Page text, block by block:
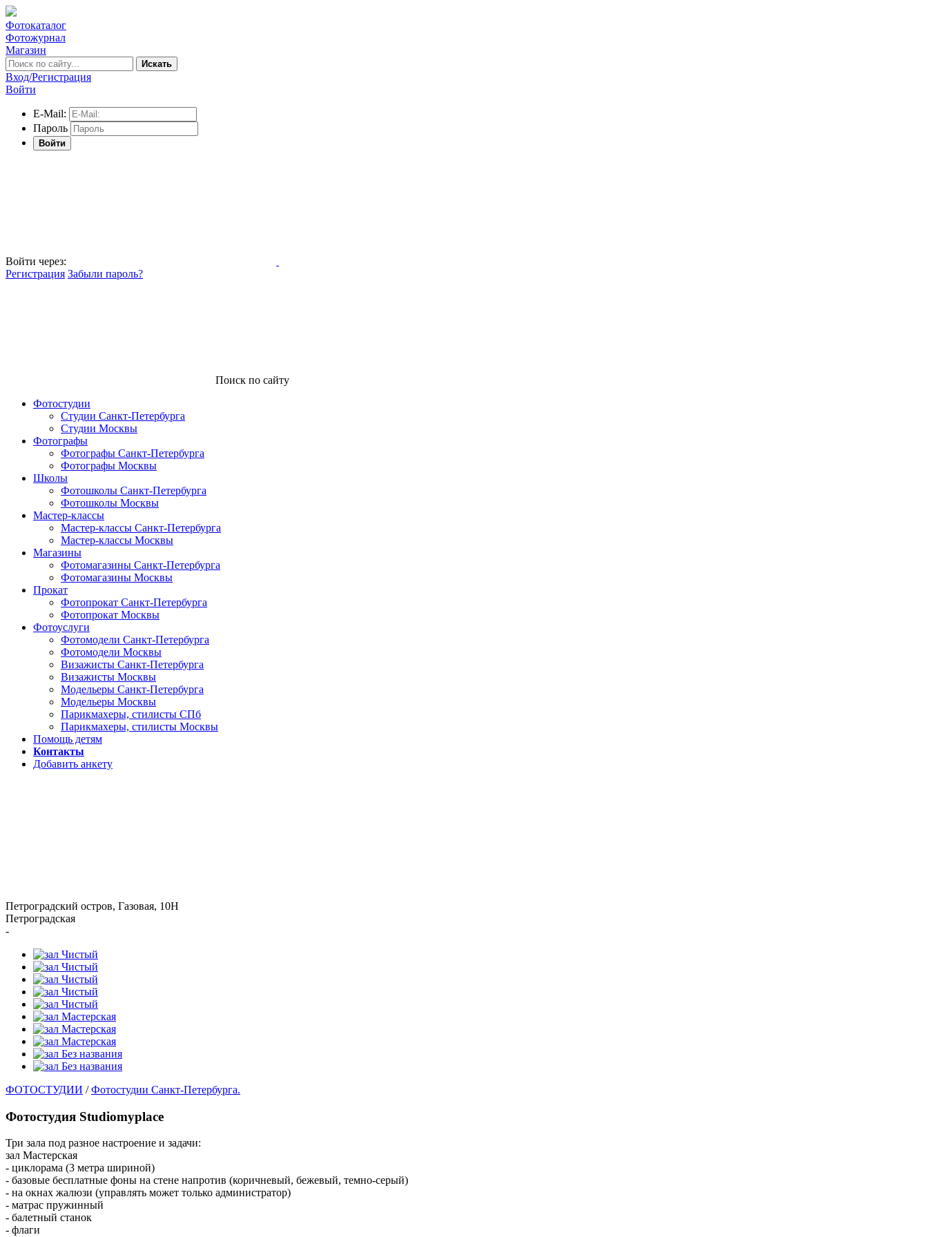
Фотокаталог
Фотожурнал
Магазин
Искать
Вход/Регистрация
Войти
E-Mail:
Пароль
Войти
Войти через:
Регистрация Забыли пароль?
Поиск по сайту
Фотостудии
Студии Санкт-Петербурга
Студии Москвы
Фотографы
Фотографы Санкт-Петербурга
Фотографы Москвы
Школы
Фотошколы Санкт-Петербурга
Фотошколы Москвы
Мастер-классы
Мастер-классы Санкт-Петербурга
Мастер-классы Москвы
Магазины
Фотомагазины Санкт-Петербурга
Фотомагазины Москвы
Прокат
Фотопрокат Санкт-Петербурга
Фотопрокат Москвы
Фотоуслуги
Фотомодели Санкт-Петербурга
Фотомодели Москвы
Визажисты Санкт-Петербурга
Визажисты Москвы
Модельеры Санкт-Петербурга
Модельеры Москвы
Парикмахеры, стилисты СПб
Парикмахеры, стилисты Москвы
Помощь детям
Контакты
Добавить анкету
Петроградский остров, Газовая, 10Н
Петроградская
-
ФОТОСТУДИИ /Фотостудии Санкт-Петербурга.
Фотостудия Studiomyplace
Три зала под разное настроение и задачи:
зал Мастерская
- циклорама (3 метра шириной)
- базовые бесплатные фоны на стене напротив (коричневый, бежевый, темно-серый)
- на окнах жалюзи (управлять может только администратор)
- матрас пружинный
- балетный станок
- флаги